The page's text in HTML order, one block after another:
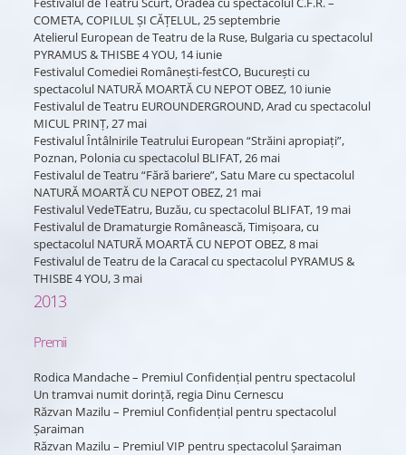
COMETA, COPILUL ŞI CĂŢELUL, 25 septembrie
Atelierul European de Teatru de la Ruse, Bulgaria cu spectacolul
PYRAMUS & THISBE 4 YOU, 14 iunie
Festivalul Comediei Româneşti-festCO, Bucureşti cu
spectacolul NATURĂ MOARTĂ CU NEPOT OBEZ, 10 iunie
Festivalul de Teatru EUROUNDERGROUND, Arad cu spectacolul
MICUL PRINŢ, 27 mai
Festivalul Întâlnirile Teatrului European “Străini apropiaţi”,
Poznan, Polonia cu spectacolul BLIFAT, 26 mai
Festivalul de Teatru “Fără bariere”, Satu Mare cu spectacolul
NATURĂ MOARTĂ CU NEPOT OBEZ, 21 mai
Festivalul VedeTEatru, Buzău, cu spectacolul BLIFAT, 19 mai
Festivalul de Dramaturgie Românească, Timişoara, cu
spectacolul NATURĂ MOARTĂ CU NEPOT OBEZ, 8 mai
Festivalul de Teatru de la Caracal cu spectacolul PYRAMUS &
THISBE 4 YOU, 3 mai
2013
Premii
Rodica Mandache – Premiul Confidenţial pentru spectacolul
Un tramvai numit dorinţă, regia Dinu Cernescu
Răzvan Mazilu – Premiul Confidenţial pentru spectacolul
Şaraiman
Răzvan Mazilu – Premiul VIP pentru spectacolul Şaraiman